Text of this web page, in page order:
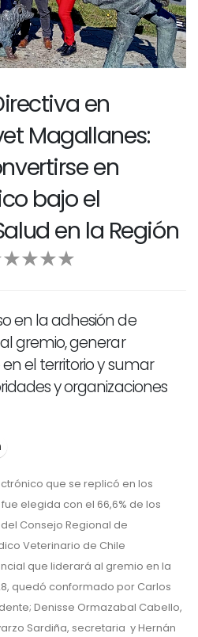
en
Magallanes:
en
bajo el
en la Región
en la adhesión de
gremio, generar
el territorio y sumar
y organizaciones
que se replicó en los
elegida con el 66,6% de los
Consejo Regional de
Veterinario de Chile
que liderará al gremio en la
quedó conformado por Carlos
Denisse Ormazabal Cabello,
Sardiña, secretaria y Hernán